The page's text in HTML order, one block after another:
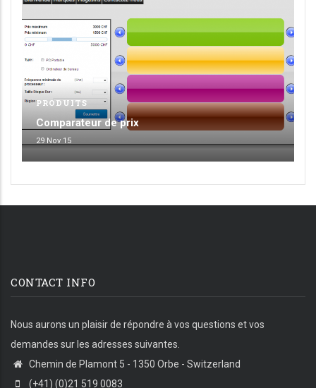
PRODUITS
Comparateur de prix
29 Nov 15
CONTACT INFO
Nous aurons un plaisir de répondre à vos questions et vos
demandes sur les adresses suivantes.
Chemin de Plamont 5 - 1350 Orbe - Switzerland
(+41) (0)21 519 0083